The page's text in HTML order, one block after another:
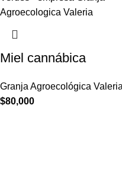
Miel cannábica
Granja Agroecológica Valeria
$80,000